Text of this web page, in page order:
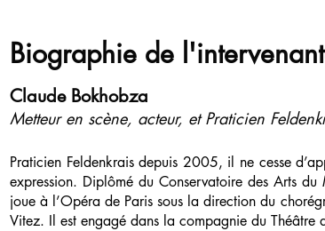
Biographie de
Claude Bokhobza
Metteur en scène, acteur, et Praticien
Praticien Feldenkrais depuis 2005, il ne cesse
expression. Diplômé du Conservatoire des Arts
joue à l’Opéra de Paris sous la direction du
Vitez. Il est engagé dans la compagnie du